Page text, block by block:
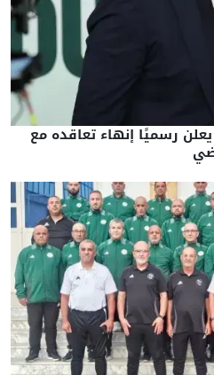
يعلن رسميًا إنهاء تعاقده مع